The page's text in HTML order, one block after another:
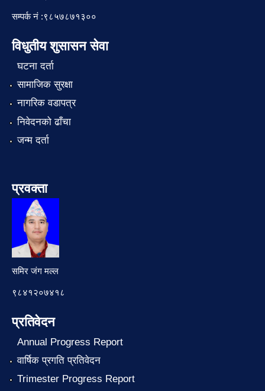
सम्पर्क नं :९८५७८७१३००
विधुतीय शुसासन सेवा
घटना दर्ता
सामाजिक सुरक्षा
नागरिक वडापत्र
निवेदनको ढाँचा
जन्म दर्ता
प्रवक्ता
समिर जंग मल्ल
९८४१२०७४१८
प्रतिवेदन
Annual Progress Report
वार्षिक प्रगति प्रतिवेदन
Trimester Progress Report